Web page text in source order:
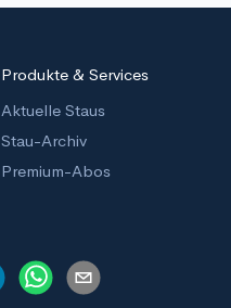
Produkte & Services
Aktuelle Staus
Stau-Archiv
Premium-Abos